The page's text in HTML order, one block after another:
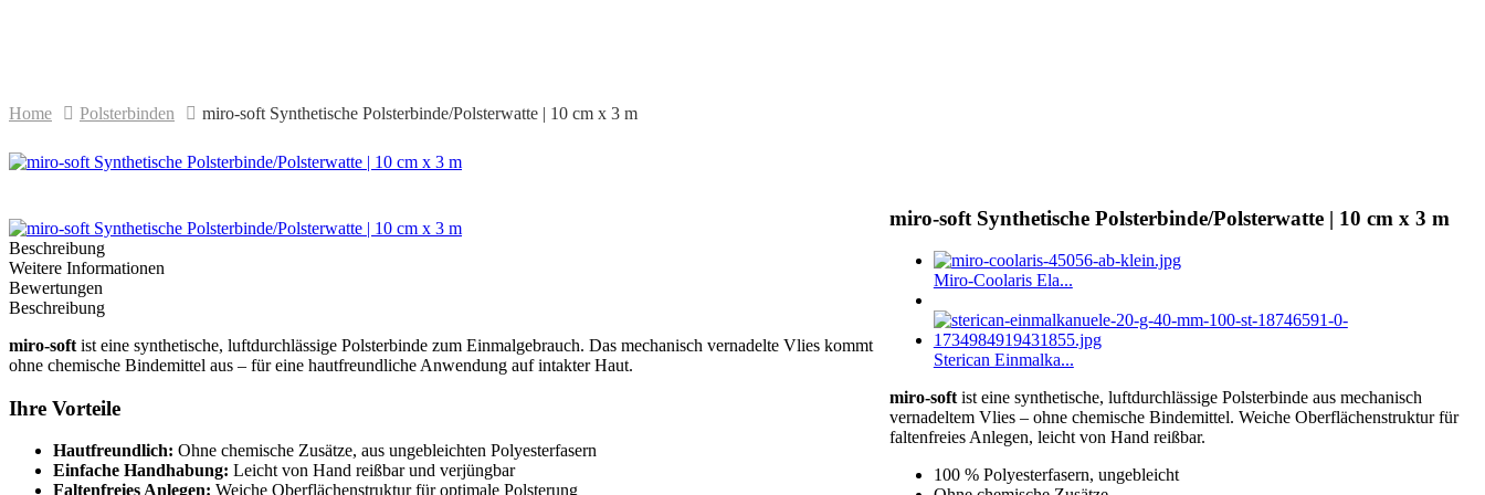
Home Polsterbinden miro-soft Synthetische Polsterbinde/Polsterwatte | 10 cm x 3 m
miro-soft Synthetische Polsterbinde/Polsterwatte | 10 cm x 3 m
Miro-Coolaris Ela...
Sterican Einmalka...
miro-softist eine synthetische, luftdurchlässige Polsterbinde aus mechanisch
vernadeltem Vlies – ohne chemische Bindemittel. Weiche Oberflächenstruktur für
faltenfreies Anlegen, leicht von Hand reißbar.
100 % Polyesterfasern, ungebleicht
Beschreibung
Weitere Informationen
Bewertungen
Beschreibung
miro-soft ist eine synthetische, luftdurchlässige Polsterbinde zum Einmalgebrauch. Das mechanisch vernadelte Vlies kommt
ohne chemische Bindemittel aus – für eine hautfreundliche Anwendung auf intakter Haut.
Ihre Vorteile
Hautfreundlich: Ohne chemische Zusätze, aus ungebleichten Polyesterfasern
Einfache Handhabung: Leicht von Hand reißbar und verjüngbar
Faltenfreies Anlegen: Weiche Oberflächenstruktur für optimale Polsterung